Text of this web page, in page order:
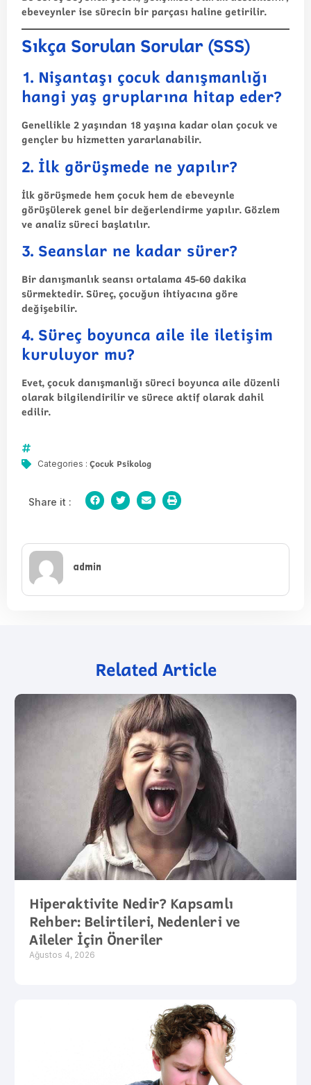
ebeveynler ise sürecin bir parçası haline getirilir.
Sıkça Sorulan Sorular (SSS)
1. Nişantaşı çocuk danışmanlığı
hangi yaş gruplarına hitap eder?
Genellikle 2 yaşından 18 yaşına kadar olan çocuk ve
gençler bu hizmetten yararlanabilir.
2. İlk görüşmede ne yapılır?
İlk görüşmede hem çocuk hem de ebeveynle
görüşülerek genel bir değerlendirme yapılır. Gözlem
ve analiz süreci başlatılır.
3. Seanslar ne kadar sürer?
Bir danışmanlık seansı ortalama 45-60 dakika
sürmektedir. Süreç, çocuğun ihtiyacına göre
değişebilir.
4. Süreç boyunca aile ile iletişim
kuruluyor mu?
Evet, çocuk danışmanlığı süreci boyunca aile düzenli
olarak bilgilendirilir ve sürece aktif olarak dahil
edilir.
Categories : Çocuk Psikolog
Share it :
admin
Related Article
Hiperaktivite Nedir? Kapsamlı
Rehber: Belirtileri, Nedenleri ve
Aileler İçin Öneriler
Ağustos 4, 2026